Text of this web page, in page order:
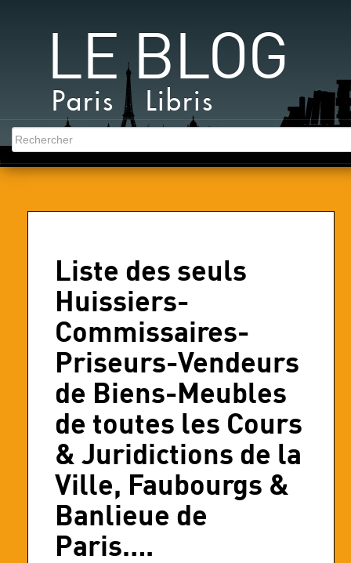
LE BLOG
Paris Libris
Liste des seuls
Huissiers-
Commissaires-
Priseurs-Vendeurs
de Biens-Meubles
de toutes les Cours
& Juridictions de la
Ville, Faubourgs &
Banlieue de
Paris….